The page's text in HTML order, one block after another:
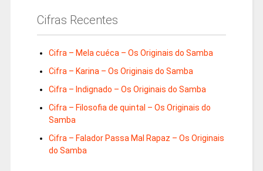
Cifras Recentes
Cifra – Mela cuéca – Os Originais do Samba
Cifra – Karina – Os Originais do Samba
Cifra – Indignado – Os Originais do Samba
Cifra – Filosofia de quintal – Os Originais do
Samba
Cifra – Falador Passa Mal Rapaz – Os Originais
do Samba